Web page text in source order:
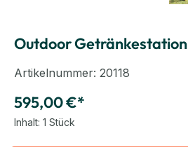
Outdoor Getränkestation
Artikelnummer: 20118
595,00 €*
Inhalt: 1 Stück